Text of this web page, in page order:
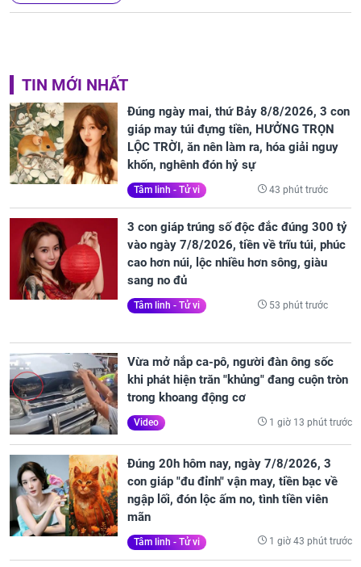
TIN MỚI NHẤT
Đúng ngày mai, thứ Bảy 8/8/2026, 3 con
giáp may túi đựng tiền, HƯỞNG TRỌN
LỘC TRỜI, ăn nên làm ra, hóa giải nguy
khốn, nghênh đón hỷ sự
Tâm linh - Tử vi 43 phút trước
3 con giáp trúng số độc đắc đúng 300 tỷ
vào ngày 7/8/2026, tiền về trĩu túi, phúc
cao hơn núi, lộc nhiều hơn sông, giàu
sang no đủ
Tâm linh - Tử vi 53 phút trước
Vừa mở nắp ca-pô, người đàn ông sốc
khi phát hiện trăn "khủng" đang cuộn tròn
trong khoang động cơ
Video 1 giờ 13 phút trước
Đúng 20h hôm nay, ngày 7/8/2026, 3
con giáp "đu đỉnh" vận may, tiền bạc về
ngập lối, đón lộc ấm no, tình tiền viên
mãn
Tâm linh - Tử vi 1 giờ 43 phút trước